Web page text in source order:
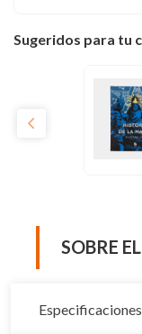
Sugeridos para tu
SOBRE
Especificaciones